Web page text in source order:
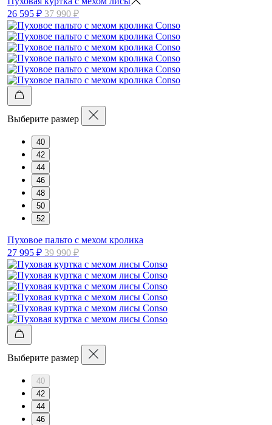
26 595 ₽ 37 990 ₽
Выберите размер
40
42
44
46
48
50
52
Пуховое пальто с мехом кролика
27 995 ₽ 39 990 ₽
Выберите размер
40
42
44
46